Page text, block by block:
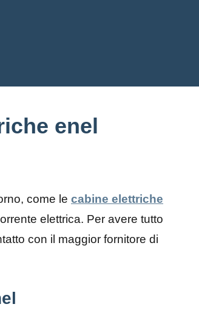
enel
come le cabine elettriche
elettrica. Per avere tutto
con il maggior fornitore di